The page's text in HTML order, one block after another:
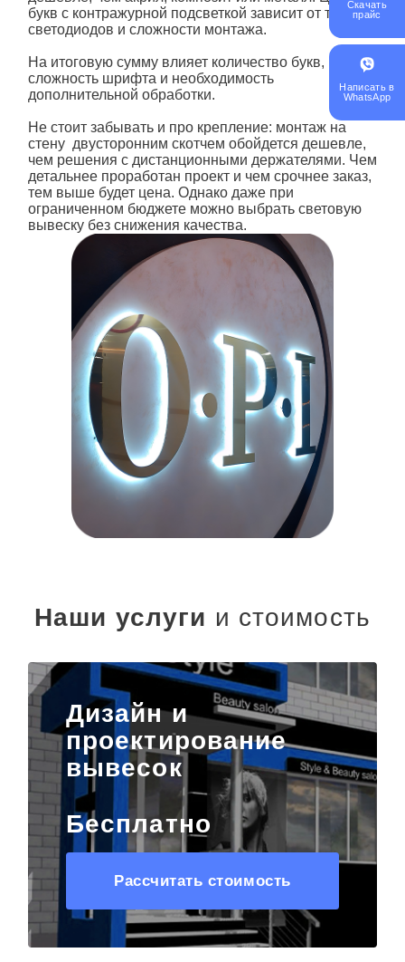
букв с контражурной подсветкой зависит от типа
светодиодов и сложности монтажа.
На итоговую сумму влияет количество букв,
сложность шрифта и необходимость
дополнительной обработки.
Не стоит забывать и про крепление: монтаж на
стену двусторонним скотчем обойдется дешевле,
чем решения с дистанционными держателями. Чем
детальнее проработан проект и чем срочнее заказ,
тем выше будет цена. Однако даже при
ограниченном бюджете можно выбрать световую
вывеску без снижения качества.
Наши услуги и стоимость
Дизайн и
проектирование
вывесок
Бесплатно
Рассчитать стоимость
Скачать
прайс
Написать в
WhatsApp